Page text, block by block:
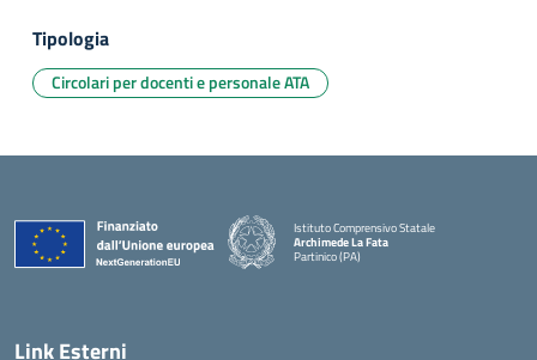
Tipologia
Circolari per docenti e personale ATA
Istituto Comprensivo Statale
Archimede La Fata
Partinico (PA)
Link Esterni